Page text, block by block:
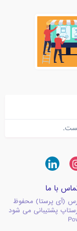
با ما
(آی پرستا) محفوظ
پشتیبانی می شود